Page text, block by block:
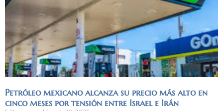
Petróleo mexicano alcanza su precio más alto en
cinco meses por tensión entre Israel e Irán